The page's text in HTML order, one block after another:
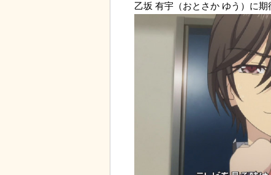
乙坂 有宇（おとさか ゆう）に期